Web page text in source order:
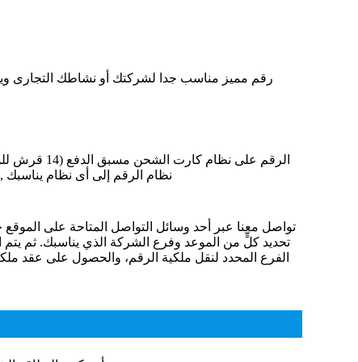
رقم مميز مناسب جدا لشركتك أو نشاطك التجارى
الرقم على نظام
نظام الرقم إلى أى نظام يناسبك ,
تواصل معنا عبر أحد وسائل التواصل المتاحة على الموقع
تحديد كلٍّ من الموعد وفرع الشركة الذي يناسبك. ثم يتم
الفرع المحدد لنقل ملكية الرقم، والحصول على عقد